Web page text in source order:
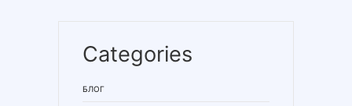
Categories
БЛОГ